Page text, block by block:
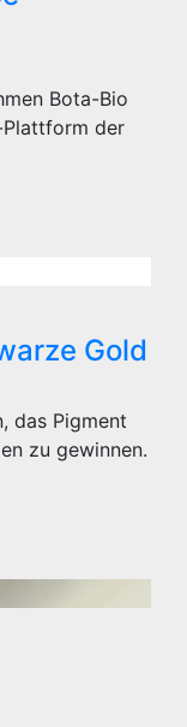
Bota-Bio
der
Gold
das Pigment
zu gewinnen.